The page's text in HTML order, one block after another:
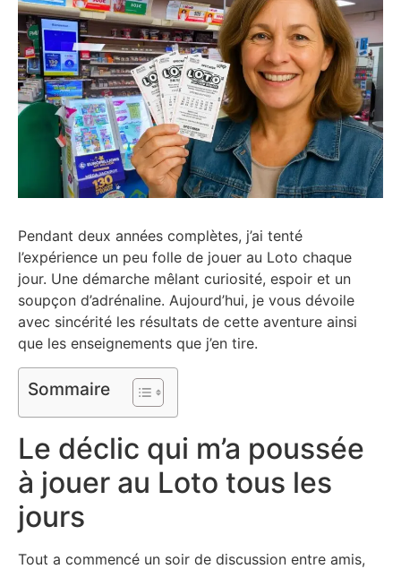
Pendant deux années complètes, j’ai tenté
l’expérience un peu folle de jouer au Loto chaque
jour. Une démarche mêlant curiosité, espoir et un
soupçon d’adrénaline. Aujourd’hui, je vous dévoile
avec sincérité les résultats de cette aventure ainsi
que les enseignements que j’en tire.
Sommaire
Le déclic qui m’a poussée
à jouer au Loto tous les
jours
Tout a commencé un soir de discussion entre amis,